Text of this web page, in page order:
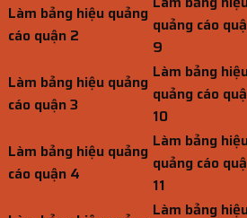
Làm bảng hiệu quảng
cáo quận 2
quảng cáo
9
Làm bảng hiệu quảng
cáo quận 3
Làm bảng
quảng cáo
10
Làm bảng hiệu quảng
cáo quận 4
Làm bảng
quảng cáo
11
Làm bảng